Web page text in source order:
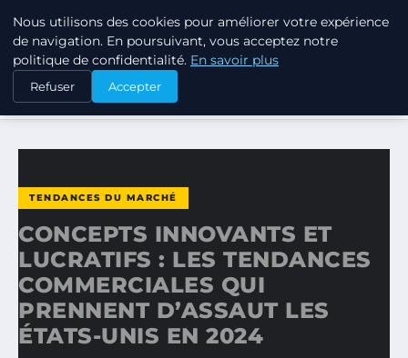
TUEZ-LES TOUS
ACCUEIL
TENDANCES DU MARCHÉ
CONCEPTS INNOVANTS ET LUCRATIFS : LES TENDANCES…
TENDANCES DU MARCHÉ
CONCEPTS INNOVANTS ET
LUCRATIFS : LES TENDANCES
COMMERCIALES QUI
PRENNENT D’ASSAUT LES
ÉTATS-UNIS EN 2024
Nous utilisons des cookies pour améliorer votre expérience
de navigation. En poursuivant, vous acceptez notre
politique de confidentialité. En savoir plus
Refuser Accepter